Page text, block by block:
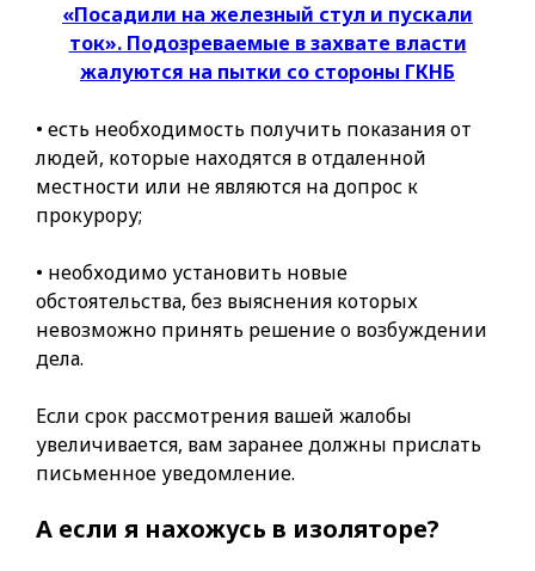
«Посадили на железный стул и пускали
ток». Подозреваемые в захвате власти
жалуются на пытки со стороны ГКНБ
• есть необходимость получить показания от
людей, которые находятся в отдаленной
местности или не являются на допрос к
прокурору;
• необходимо установить новые
обстоятельства, без выяснения которых
невозможно принять решение о возбуждении
дела.
Если срок рассмотрения вашей жалобы
увеличивается, вам заранее должны прислать
письменное уведомление.
А если я нахожусь в изоляторе?